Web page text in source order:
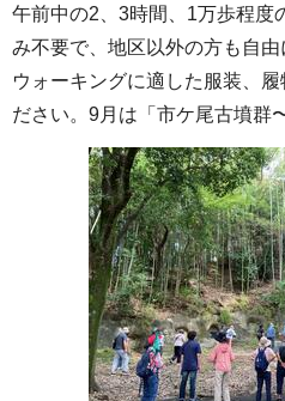
午前中の2、3時間、1万歩程度
み不要で、地区以外の方も自由
ウォーキングに適した服装、
ださい。9月は「市ケ尾古墳群